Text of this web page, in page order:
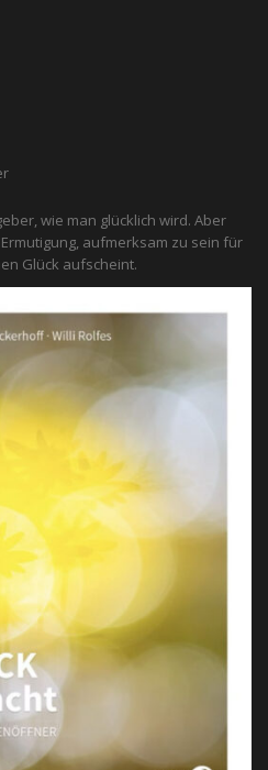
wie man glücklich wird. Aber
aufmerksam zu sein für
Glück aufscheint.